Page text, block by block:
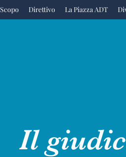
Scopo Direttivo La Piazza ADT
Il